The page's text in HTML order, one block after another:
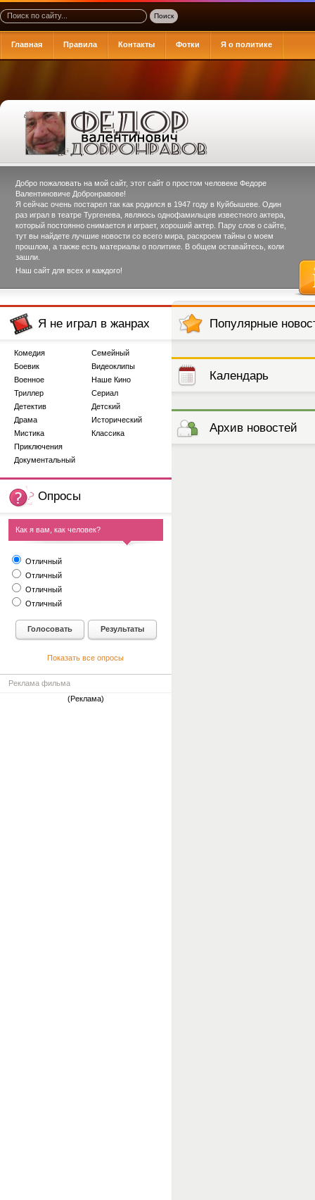
Главная Правила Контакты Фотки Я о политике
Добро пожаловать на мой сайт, этот сайт о простом человеке Федоре
Валентиновиче Добронравове!
Я сейчас очень постарел так как родился в 1947 году в Куйбышеве. Один
раз играл в театре Тургенева, являюсь однофамильцев известного актера,
который постоянно снимается и играет, хороший актер. Пару слов о сайте,
тут вы найдете лучшие новости со всего мира, раскроем тайны о моем
прошлом, а также есть материалы о политике. В общем оставайтесь, коли
зашли.
Наш сайт для всех и каждого!
Я не играл в жанрах
Комедия
Боевик
Военное
Триллер
Детектив
Драма
Мистика
Приключения
Документальный
Семейный
Видеоклипы
Наше Кино
Сериал
Детский
Исторический
Классика
Опросы
Как я вам, как человек?
Отличный
Отличный
Отличный
Отличный
Показать все опросы
Реклама фильма
(Реклама)
Популярные
Календарь
выступлений
Архив новостей